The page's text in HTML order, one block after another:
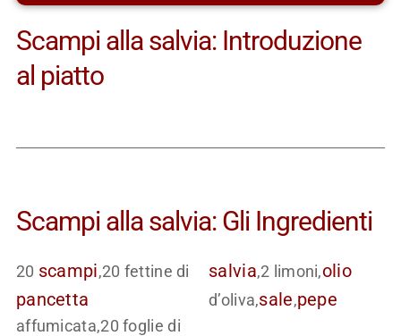
Scampi alla salvia: Introduzione
al piatto
Scampi alla salvia: Gli Ingredienti
20 scampi,20 fettine di
pancetta
affumicata,20 foglie di
salvia,2 limoni,olio
d’oliva,sale,pepe